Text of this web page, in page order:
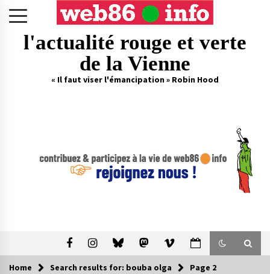
l'actualité rouge et verte
de la Vienne
« Il faut viser l'émancipation » Robin Hood
Home Search results for: bouba olga Page 2